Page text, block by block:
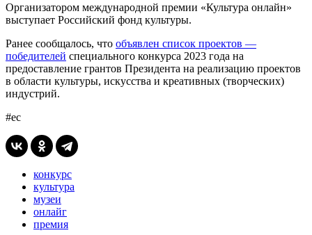
Организатором международной премии «Культура онлайн»
выступает Российский фонд культуры.
Ранее сообщалось, что объявлен список проектов —
победителей специального конкурса 2023 года на
предоставление грантов Президента на реализацию проектов
в области культуры, искусства и креативных (творческих)
индустрий.
#ес
конкурс
культура
музеи
онлайг
премия